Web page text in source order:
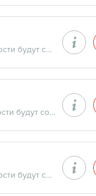
Продолжительность минут, готовность результатов — дата и время готовности будут сообщены врачом в день приёма
Продолжительность минут, готовность результатов — дата и время готовности будут сообщены врачом в день приёма
Продолжительность минут, готовность результатов — дата и время готовности будут сообщены врачом в день приёма